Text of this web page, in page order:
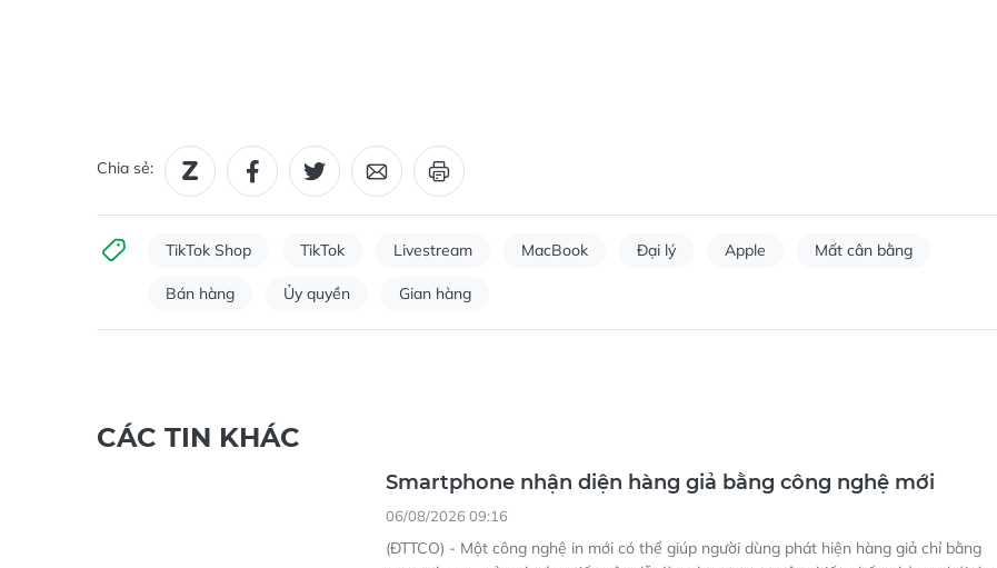
Chia sẻ:
TikTok Shop TikTok Livestream MacBook Đại lý Apple Mất cân bằng
Bán hàng Ủy quyền Gian hàng
CÁC TIN KHÁC
Smartphone nhận diện hàng giả bằng công nghệ mới
06/08/2026 09:16
(ĐTTCO) - Một công nghệ in mới có thể giúp người dùng phát hiện hàng giả chỉ bằng